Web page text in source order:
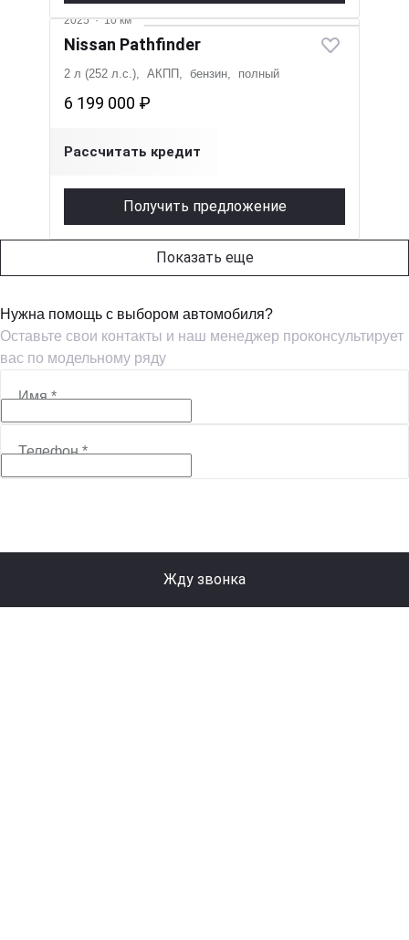
2025·10 км
Nissan Pathfinder
2 л (252 л.с.), АКПП, бензин, полный
6 199 000 ₽
Рассчитать кредит
Получить предложение
Показать еще
Нужна помощь с выбором автомобиля?
Оставьте свои контакты и наш менеджер проконсультирует
вас по модельному ряду
Имя*
Телефон*
Жду звонка